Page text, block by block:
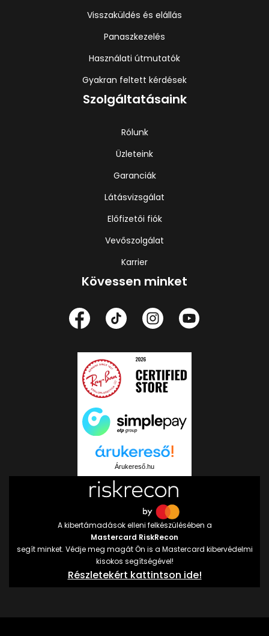
Visszaküldés és elállás
Panaszkezelés
Használati útmutatók
Gyakran feltett kérdések
Szolgáltatásaink
Rólunk
Üzleteink
Garanciák
Látásvizsgálat
Előfizetői fiók
Vevőszolgálat
Karrier
Kövessen minket
Árukereső.hu
A kibertámadások elleni felkészülésében a
Mastercard RiskRecon
segít minket. Védje meg magát Ön is a Mastercard kibervédelmi
kisokos segítségével!
Részletekért kattintson ide!